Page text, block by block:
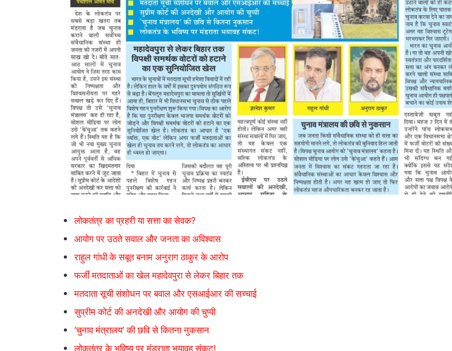
लोकतंत्र का प्रहरी या सत्ता का सेवक?
आयोग पर उठते सवाल और जनता का अविश्वास
राहुल गांधी के सबूत बनाम अनुराग ठाकुर के आरोप
फर्जी मतदाताओं का खेल महादेवपुरा से लेकर बिहार तक
मतदाता सूची संशोधन पर बवाल और एसआईआर की सच्चाई
सुप्रीम कोर्ट की अनदेखी और आयोग की चुप्पी
‘चुनाव मंत्रालय’ की छवि से कितना नुकसान
लोकतंत्र के भविष्य पर मंडराता भयावह संकट!